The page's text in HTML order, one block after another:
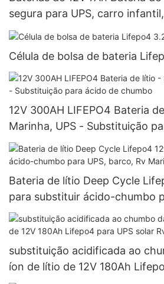
segura para UPS, carro
Célula de bolsa de bateria
12V 300AH LIFEPO4 Bateria
Marinha, UPS - Substituição
chumbo
Bateria de lítio Deep Cycle
para substituir ácido-chumbo
Rv Marine
substituição acidificada ao
íon de lítio de 12V 180Ah